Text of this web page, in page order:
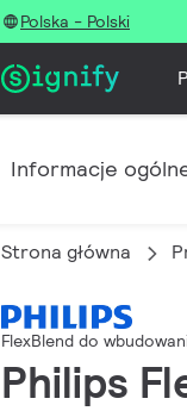
Polska - Polski
Informacje
Strona główna
FlexBlend do
Philips